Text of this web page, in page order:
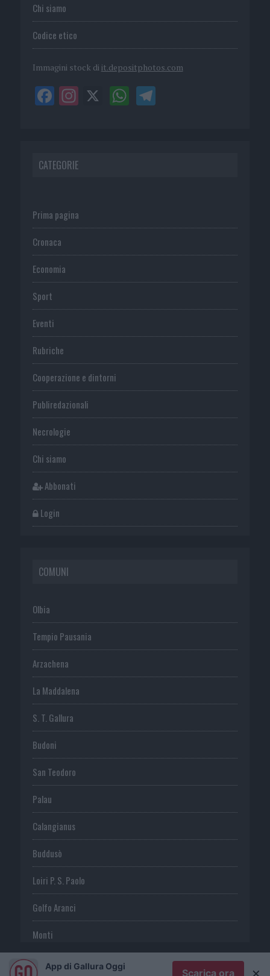
Chi siamo
Codice etico
Immagini stock di it.depositphotos.com
CATEGORIE
Prima pagina
Cronaca
Economia
Sport
Eventi
Rubriche
Cooperazione e dintorni
Publiredazionali
Necrologie
Chi siamo
Abbonati
Login
COMUNI
Olbia
Tempio Pausania
Arzachena
La Maddalena
S. T. Gallura
Budoni
San Teodoro
Palau
Calangianus
Buddusò
Loiri P. S. Paolo
Golfo Aranci
Monti
TeltiApp di Gallura Oggi
Scarica ora